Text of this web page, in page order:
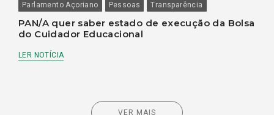
Parlamento Açoriano
Pessoas Transparência
PAN/A quer saber estado de execução da Bolsa
do Cuidador Educacional
LER NOTÍCIA
VER MAIS